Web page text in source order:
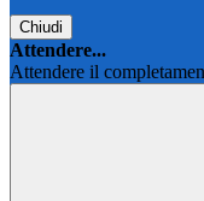
Chiudi
Attendere...
Attendere il